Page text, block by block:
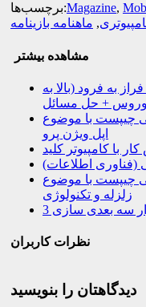
برچسب‌ها:Magazine,
, ماهنامه بازینامه
مشاهده بیشتر
به فرود (بالا به
+ حل مسائل
چیپست با موضوع
اپل ویژن پرو
با کامپیوتر کلید
(فناوری اطلاعات)
چیپست با موضوع
زلزله و تکنولوژی
نظرات کاربران
دیدگاهتان را بنویسید